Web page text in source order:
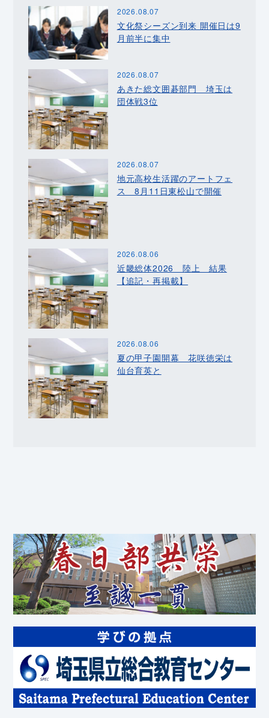
2026.08.07
文化祭シーズン到来 開催日は9
月前半に集中
2026.08.07
あきた総文囲碁部門 埼玉は
団体戦3位
2026.08.07
地元高校生活躍のアートフェ
ス 8月11日東松山で開催
2026.08.06
近畿総体2026 陸上 結果
【追記・再掲載】
2026.08.06
夏の甲子園開幕 花咲徳栄は
仙台育英と